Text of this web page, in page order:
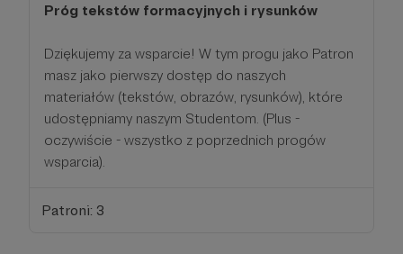
Próg tekstów formacyjnych i rysunków
Dziękujemy za wsparcie! W tym progu jako Patron
masz jako pierwszy dostęp do naszych
materiałów (tekstów, obrazów, rysunków), które
udostępniamy naszym Studentom. (Plus -
oczywiście - wszystko z poprzednich progów
wsparcia).
Patroni: 3